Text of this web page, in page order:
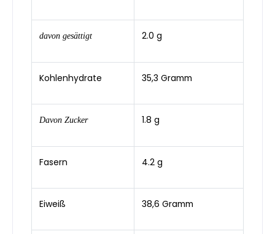
davon gesättigt 2.0 g
Kohlenhydrate 35,3 Gramm
Davon Zucker 1.8 g
Fasern 4.2 g
Eiweiß 38,6 Gramm